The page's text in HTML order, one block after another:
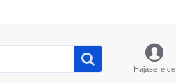
Најавете се